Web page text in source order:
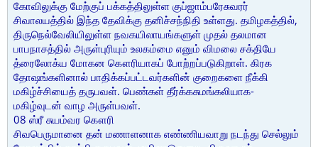
கோவிலுக்கு மேற்குப் பக்கத்திலுள்ள குப்ஜாம்பரேசுவரர்
சிவாலயத்தில் இந்த தேவிக்கு தனிச்சந்நிதி உள்ளது. தமிழகத்தில்,
திருநெல்வேலியிலுள்ள நவகயிலாயங்களுள் முதல் தலமான
பாபநாசத்தில் அருள்புரியும் உலகம்மை எனும் விமலை சக்தியே
த்ரைலோக்ய மோகன கௌரியாகப் போற்றப்படுகிறாள். கிரக
தோஷங்களினால் பாதிக்கப்பட்டவர்களின் குறைகளை நீக்கி
மகிழ்ச்சியைத் தருபவள். பெண்கள் தீர்க்கசுமங்கலியாக-
மகிழ்வுடன் வாழ அருள்பவள்.
08 ஸ்ரீ சுயம்வர கௌரி
சிவபெருமானை தன் மணாளனாக எண்ணியவாறு நடந்து செல்லும்